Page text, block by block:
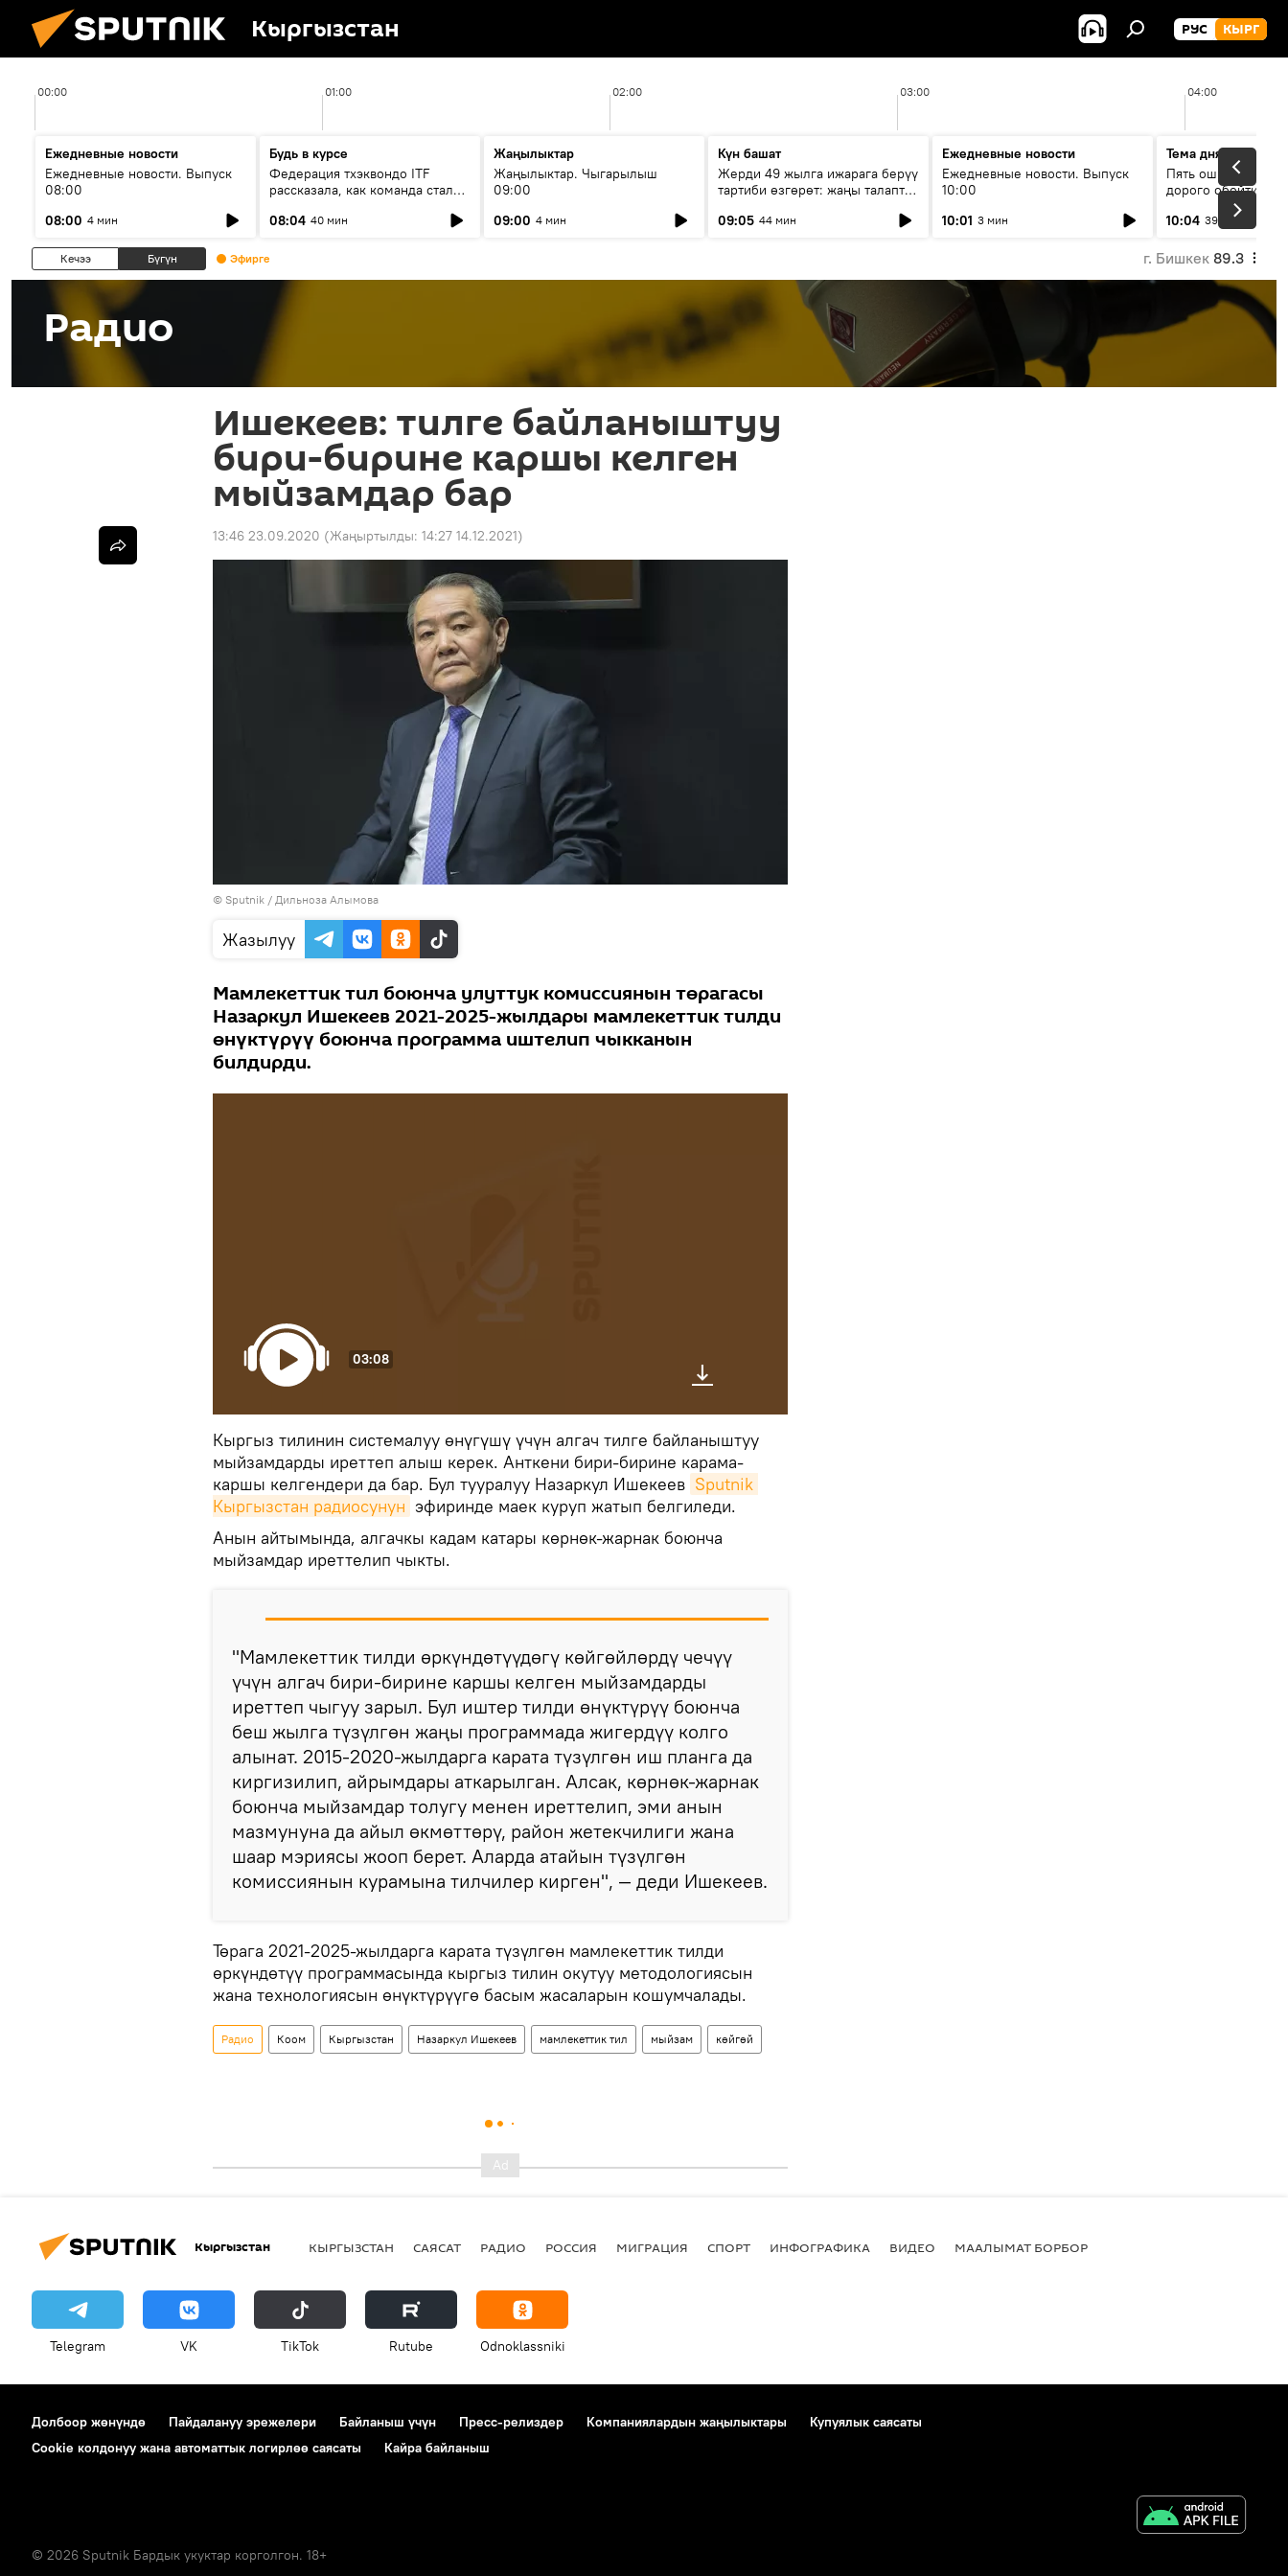
Кыргызстан РУС КЫРГ
00:00 01:00 02:00 03:00 04:00
Ежедневные новости
Ежедневные новости. Выпуск
08:00
08:00 4 мин
Будь в курсе
Федерация тхэквондо ITF
рассказала, как команда стала
08:04 40 мин
Жаңылыктар
Жаңылыктар. Чыгарылыш
09:00
09:00 4 мин
Күн башат
Жерди 49 жылга ижарага берүү
тартиби өзгөрөт: жаңы талаптар
09:05 44 мин
Ежедневные новости
Ежедневные новости. Выпуск
10:00
10:01 3 мин
Тема дня
Пять ошибок
дорого обойтись
10:04 39 мин
Кечээ Бүгүн Эфирге г. Бишкек 89.3
Радио
Ишекеев: тилге байланыштуу
бири-бирине каршы келген
мыйзамдар бар
13:46 23.09.2020 (Жаңыртылды: 14:27 14.12.2021)
© Sputnik / Дильноза Алымова
Жазылуу
Мамлекеттик тил боюнча улуттук комиссиянын төрагасы
Назаркул Ишекеев 2021-2025-жылдары мамлекеттик тилди
өнүктүрүү боюнча программа иштелип чыкканын
билдирди.
03:08
Кыргыз тилинин системалуу өнүгүшү үчүн алгач тилге байланыштуу
мыйзамдарды иреттеп алыш керек. Анткени бири-бирине карама-
каршы келгендери да бар. Бул тууралуу Назаркул Ишекеев Sputnik
Кыргызстан радиосунун эфиринде маек куруп жатып белгиледи.
Анын айтымында, алгачкы кадам катары көрнөк-жарнак боюнча
мыйзамдар иреттелип чыкты.
"Мамлекеттик тилди өркүндөтүүдөгү көйгөйлөрдү чечүү
үчүн алгач бири-бирине каршы келген мыйзамдарды
иреттеп чыгуу зарыл. Бул иштер тилди өнүктүрүү боюнча
беш жылга түзүлгөн жаңы программада жигердүү колго
алынат. 2015-2020-жылдарга карата түзүлгөн иш планга да
киргизилип, айрымдары аткарылган. Алсак, көрнөк-жарнак
боюнча мыйзамдар толугу менен иреттелип, эми анын
мазмунуна да айыл өкмөттөрү, район жетекчилиги жана
шаар мэриясы жооп берет. Аларда атайын түзүлгөн
комиссиянын курамына тилчилер кирген", — деди Ишекеев.
Төрага 2021-2025-жылдарга карата түзүлгөн мамлекеттик тилди
өркүндөтүү программасында кыргыз тилин окутуу методологиясын
жана технологиясын өнүктүрүүгө басым жасаларын кошумчалады.
Радио Коом Кыргызстан Назаркул Ишекеев мамлекеттик тил мыйзам көйгөй
Кыргызстан КЫРГЫЗСТАН САЯСАТ РАДИО РОССИЯ МИГРАЦИЯ СПОРТ ИНФОГРАФИКА ВИДЕО МААЛЫМАТ БОРБОР
Telegram VK ТikТоk Rutube Odnoklassniki
Долбоор жөнүндө Пайдалануу эрежелери Байланыш үчүн Пресс-релиздер Компаниялардын жаңылыктары
Купуялык саясаты
Cookie колдонуу жана автоматтык логирлөө саясаты
Кайра байланыш
© 2026 Sputnik Бардык укуктар корголгон. 18+